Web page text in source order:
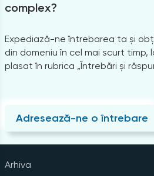
complex?
Expediază-ne întrebarea ta și
din domeniu în cel mai scurt timp,
plasat în rubrica „Întrebări și
Adresează-ne o întrebare
Arhiva